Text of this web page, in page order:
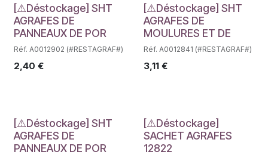
Déstockage
[⚠Déstockage] SHT
AGRAFES DE
PANNEAUX DE POR
Réf. A0012902 (#RESTAGRAF#)
2,40 €
Déstockage
[⚠Déstockage] SHT
AGRAFES DE
MOULURES ET DE
Réf. A0012841 (#RESTAGRAF#)
3,11€
Déstockage
[⚠Déstockage] SHT
AGRAFES DE
PANNEAUX DE POR
Déstockage
[⚠Déstockage]
SACHET AGRAFES
12822